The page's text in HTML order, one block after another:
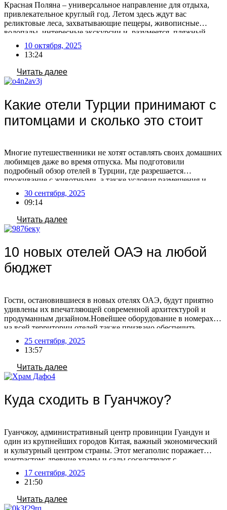
Красная Поляна – универсальное направление для отдыха,
привлекательное круглый год. Летом здесь ждут вас
реликтовые леса, захватывающие пещеры, живописные
водопады, интересные экскурсии и, разумеется, пляжный
релакс. Зимой же Красная Поляна предлагает активный
отдых на горных склонах с последующим расслаблением в
Спа-комплексе, сауне или за вкусным ужином. Планируя
семейное путешествие, уделите внимание выбору отеля в
Красной […]
10 октября, 2025
13:24
Читать далее
Какие отели Турции принимают с
питомцами и сколько это стоит
Многие путешественники не хотят оставлять своих домашних
любимцев даже во время отпуска. Мы подготовили
подробный обзор отелей в Турции, где разрешается
проживание с животными, а также условия размещения и
стоимость этой услуги. По словам туроператоров, спрос на
размещение с питомцами в Турции остаётся стабильным —
такая услуга пользуется постоянным интересом. При этом с
каждым годом […]
30 сентября, 2025
09:14
Читать далее
10 новых отелей ОАЭ на любой
бюджет
Гости, остановившиеся в новых отелях ОАЭ, будут приятно
удивлены их впечатляющей современной архитектурой и
продуманным дизайном.Новейшее оборудование в номерах и
на всей территории отелей также призвано обеспечить
максимальный комфорт. Постояльцам доступны
разнообразные опции для идеального отдыха: от личных
бассейнов и ресторанов высокой кухни (включая заведения со
звездами Мишлен) до современных спа- и фитнес-зон, а также
[…]
25 сентября, 2025
13:57
Читать далее
Куда сходить в Гуанчжоу?
Гуанчжоу, административный центр провинции Гуандун и
один из крупнейших городов Китая, важный экономический
и культурный центром страны. Этот мегаполис поражает
контрастом: древние храмы и сады соседствуют с
ультрасовременными небоскребами. Гуанчжоу также известен
как центр оптовой торговли, где можно найти практически
любой товар с маркировкой «Сделано в Китае». Помимо
оживленных торговых улиц, город предлагает множество
парков, […]
17 сентября, 2025
21:50
Читать далее